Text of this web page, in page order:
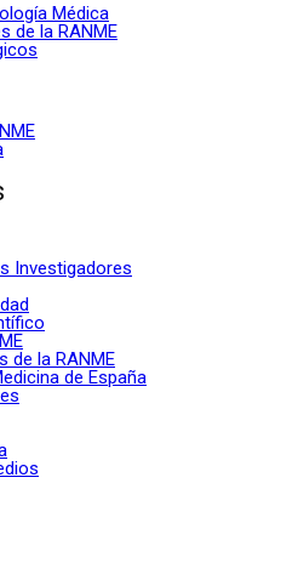
Médica
de la RANME
Investigadores
de la RANME
de España